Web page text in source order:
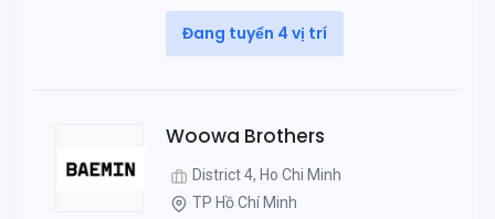
Đang tuyển 4 vị trí
Woowa Brothers
District 4, Ho Chi Minh
TP Hồ Chí Minh